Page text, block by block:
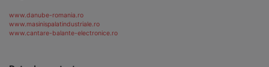
www.danube-romania.ro
www.masinispalatindustriale.ro
www.cantare-balante-electronice.ro